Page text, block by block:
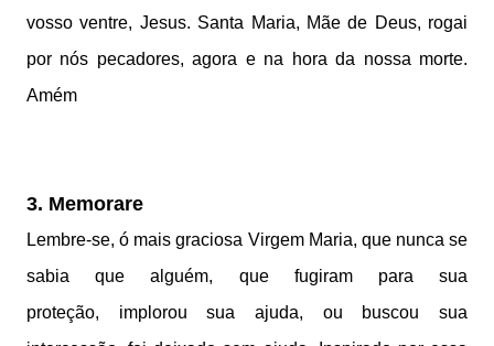
vosso ventre, Jesus. Santa Maria, Mãe de Deus, rogai
por nós pecadores, agora e na hora da nossa morte.
Amém
3. Memorare
Lembre-se, ó mais graciosa Virgem Maria, que nunca se
sabia que alguém, que fugiram para sua
proteção, implorou sua ajuda, ou buscou sua